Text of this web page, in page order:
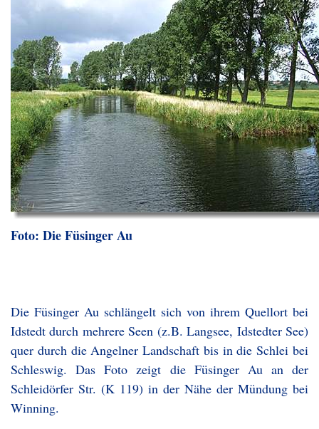
Foto: Die Füsinger Au
Die Füsinger Au schlängelt sich von ihrem Quellort bei
Idstedt durch mehrere Seen (z.B. Langsee, Idstedter See)
quer durch die Angelner Landschaft bis in die Schlei bei
Schleswig. Das Foto zeigt die Füsinger Au an der
Schleidörfer Str. (K 119) in der Nähe der Mündung bei
Winning.